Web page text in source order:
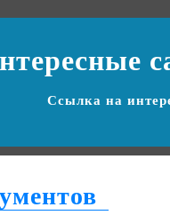
Ссылка на